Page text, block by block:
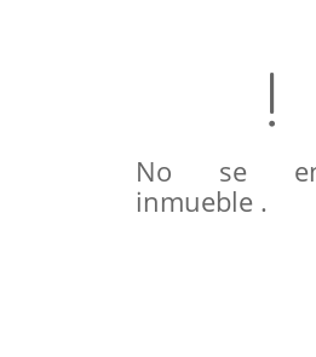
No se
inmueble .